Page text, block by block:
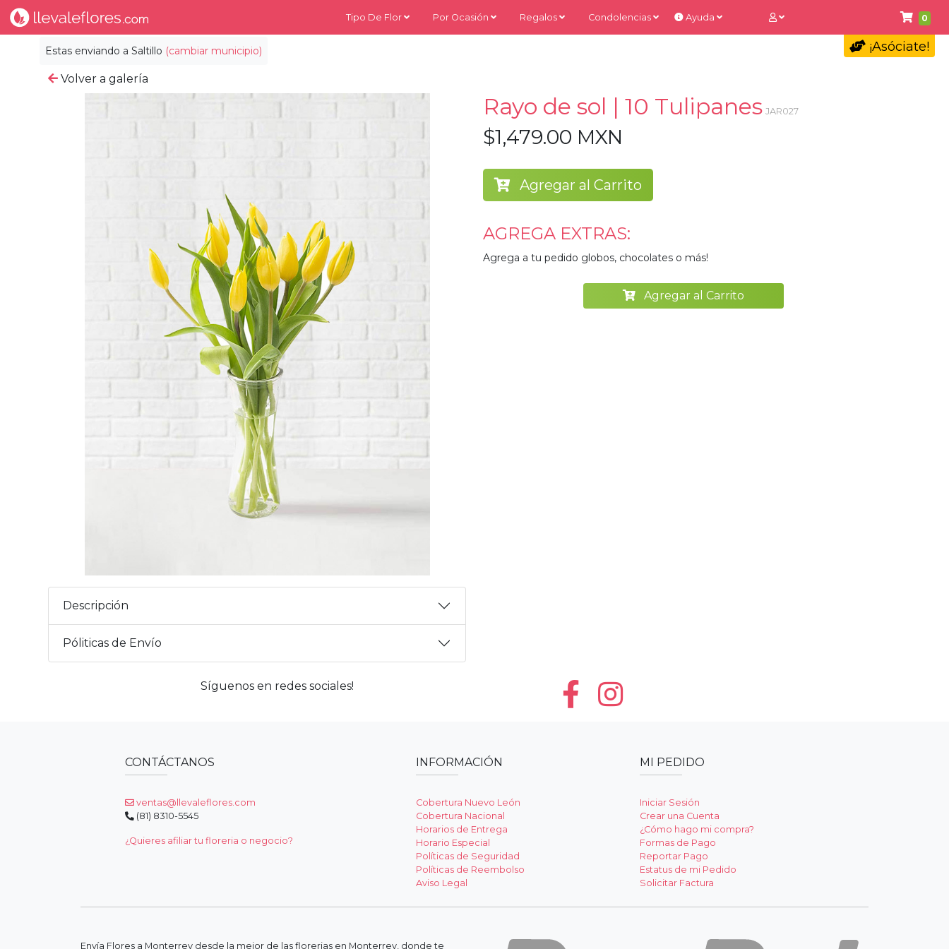
0
Estas enviando a Saltillo (cambiar municipio)
Tipo De Flor Por Ocasión Regalos Condolencias Ayuda
¡Asóciate!
Volver a galería
Descripción
Póliticas de Envío
Rayo de sol | 10 Tulipanes JAR027
$1,479.00 MXN
Agregar al Carrito
AGREGA EXTRAS:
Agrega a tu pedido globos, chocolates o más!
Agregar al Carrito
Síguenos en redes sociales!
CONTÁCTANOS
ventas@llevaleflores.com
(81) 8310-5545
¿Quieres afiliar tu floreria o negocio?
INFORMACIÓN
Cobertura Nuevo León
Cobertura Nacional
Horarios de Entrega
Horario Especial
Políticas de Seguridad
Políticas de Reembolso
Aviso Legal
MI PEDIDO
Iniciar Sesión
Crear una Cuenta
¿Cómo hago mi compra?
Formas de Pago
Reportar Pago
Estatus de mi Pedido
Solicitar Factura
Envía Flores a Monterrey desde la mejor de las florerias en Monterrey, donde te